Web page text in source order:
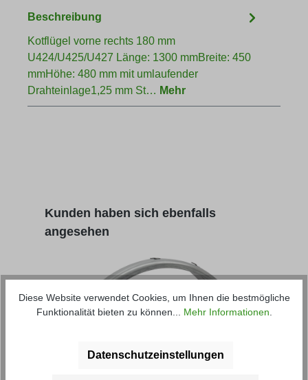
Beschreibung
Kotflügel vorne rechts 180 mm
U424/U425/U427 Länge: 1300 mmBreite: 450
mmHöhe: 480 mm mit umlaufender
Drahteinlage1,25 mm St… Mehr
Produktgalerie überspringen
Kunden haben sich ebenfalls
angesehen
Kotflügel vorne links schmal
Diese Website verwendet Cookies, um Ihnen die bestmögliche
Funktionalität bieten zu können... Mehr Informationen
Datenschutzeinstellungen